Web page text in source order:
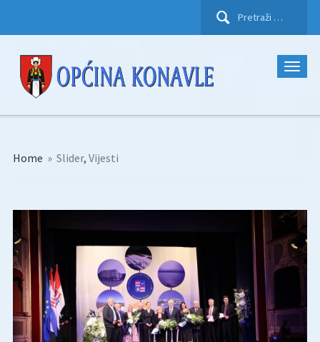
Pretraži:
Home » Slider, Vijesti